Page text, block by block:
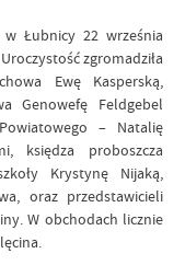
Łubnicy 22 września
zgromadziła
Ewę Kasperską,
Genowefę Feldgebel
– Natalię
księdza proboszcza
Krystynę Nijaką,
oraz przedstawicieli
W obchodach licznie